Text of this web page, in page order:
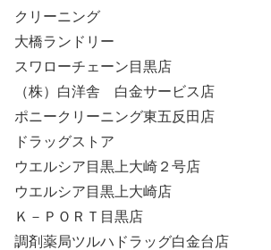
クリーニング
大橋ランドリー
スワローチェーン目黒店
（株）白洋舎 白金サービス店
ポニークリーニング東五反田店
ドラッグストア
ウエルシア目黒上大崎２号店
ウエルシア目黒上大崎店
Ｋ－ＰＯＲＴ目黒店
調剤薬局ツルハドラッグ白金台店